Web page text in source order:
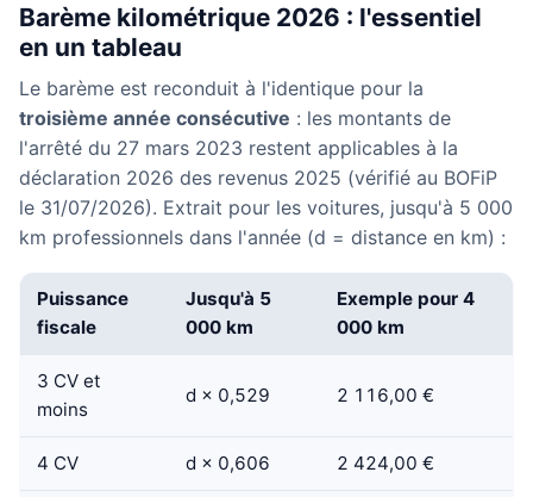
Barème kilométrique 2026 : l'essentiel
en un tableau
Le barème est reconduit à l'identique pour la
troisième année consécutive : les montants de
l'arrêté du 27 mars 2023 restent applicables à la
déclaration 2026 des revenus 2025 (vérifié au BOFiP
le 31/07/2026). Extrait pour les voitures, jusqu'à 5 000
km professionnels dans l'année (d = distance en km) :
Puissance
fiscale
Jusqu'à 5
000 km
Exemple pour 4
000 km
3 CV et
moins
d × 0,529 2 116,00 €
4 CV d × 0,606 2 424,00 €